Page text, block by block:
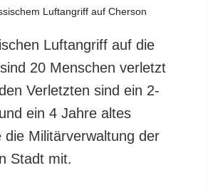
services
Vertraulichkeit
und zum Schutz
Daten
Luftangriff auf die
20 Menschen verletzt
Verletzten sind ein 2-
ein 4 Jahre altes
die Militärverwaltung der
Stadt mit.